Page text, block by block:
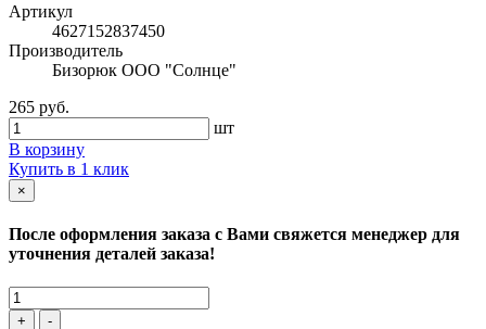
Артикул
4627152837450
Производитель
Бизорюк ООО "Солнце"
265 руб.
шт
В корзину
Купить в 1 клик
×
После оформления заказа с Вами свяжется менеджер для
уточнения деталей заказа!
+ -